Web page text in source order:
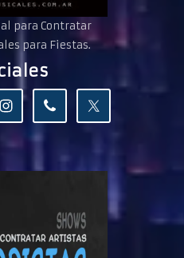
para Contratar
para Fiestas.